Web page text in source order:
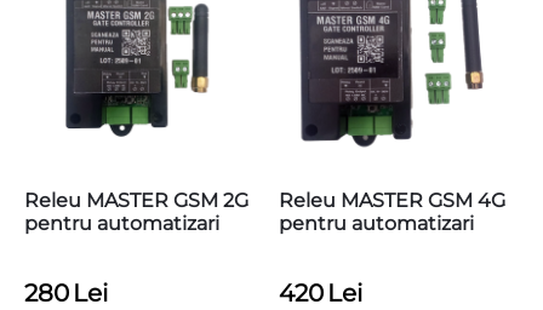
Releu MASTER GSM 2G
pentru automatizari
280 Lei
Releu MASTER GSM 4G
pentru automatizari
420 Lei